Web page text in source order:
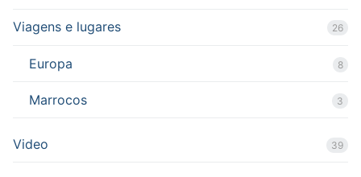
Viagens e lugares 26
Europa 8
Marrocos 3
Video 39